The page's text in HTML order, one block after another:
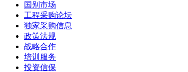
国别市场
工程采购论坛
独家采购信息
政策法规
战略合作
培训服务
投资信保